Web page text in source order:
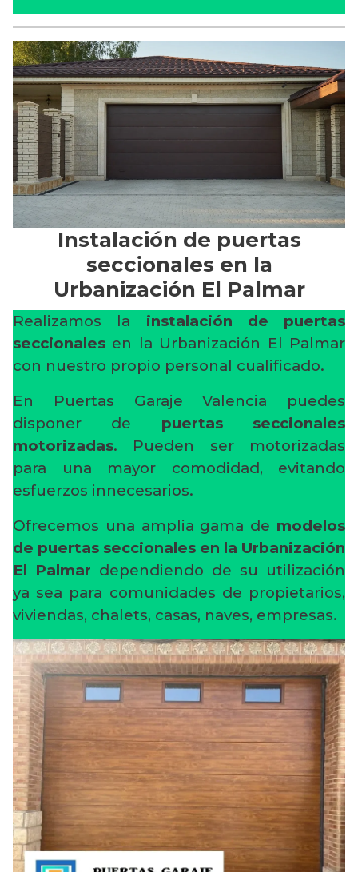
Instalación de puertas
seccionales en la
Urbanización El Palmar
Realizamos la instalación de puertas
seccionales en la Urbanización El Palmar
con nuestro propio personal cualificado.
En Puertas Garaje Valencia puedes
disponer de puertas seccionales
motorizadas. Pueden ser motorizadas
para una mayor comodidad, evitando
esfuerzos innecesarios.
Ofrecemos una amplia gama de modelos
de puertas seccionales en la Urbanización
El Palmar dependiendo de su utilización
ya sea para comunidades de propietarios,
viviendas, chalets, casas, naves, empresas.